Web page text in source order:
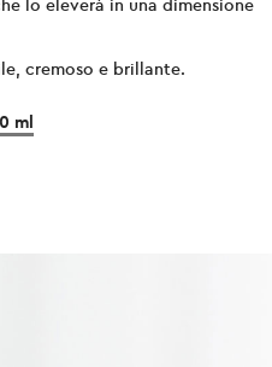
lo eleverà in una dimensione
cremoso e brillante.
ml